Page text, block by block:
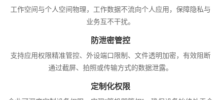
工作空间与个人空间物理，工作数据不流向个人应用，保障隐私与
业务互不干扰。
防泄密管控
支持应用权限精准管控、外设端口限制、文件透明加密，有效阻断
通过截屏、拍照或传输方式的数据泄露。
定制化权限